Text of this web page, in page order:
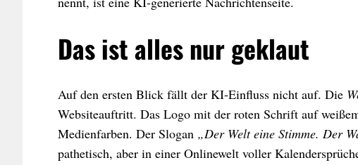
Das ist alles nur geklaut
Auf den ersten Blick fällt der KI-Einfluss nicht auf. Die
Websiteauftritt. Das Logo mit der roten Schrift auf
Medienfarben. Der Slogan „Der Welt eine Stimme. Der
pathetisch, aber in einer Onlinewelt voller